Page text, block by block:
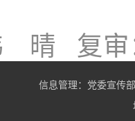
晴 复
信息管理：党委宣传